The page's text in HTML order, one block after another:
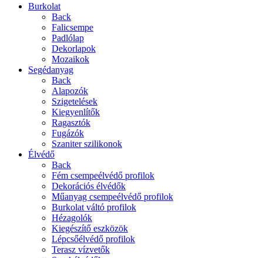
Burkolat
Back
Falicsempe
Padlólap
Dekorlapok
Mozaikok
Segédanyag
Back
Alapozók
Szigetelések
Kiegyenlítők
Ragasztók
Fugázók
Szaniter szilikonok
Élvédő
Back
Fém csempeélvédő profilok
Dekorációs élvédők
Műanyag csempeélvédő profilok
Burkolat váltó profilok
Hézagolók
Kiegészítő eszközök
Lépcsőélvédő profilok
Terasz vízvetők